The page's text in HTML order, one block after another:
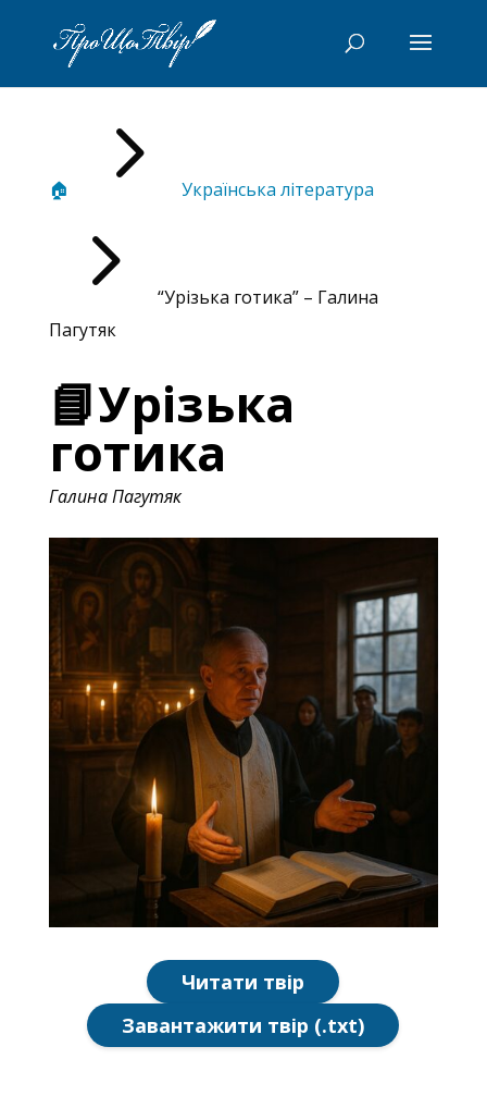
🏠 5 Українська література
5
“Урізька готика” – Галина
Пагутяк
📘Урізька
готика
Галина Пагутяк
Читати твір
Завантажити твір (.txt)